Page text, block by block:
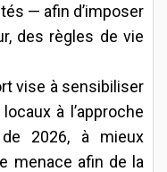
— afin d’imposer
des règles de vie
vise à sensibiliser
à l’approche
2026, à mieux
menace afin de la